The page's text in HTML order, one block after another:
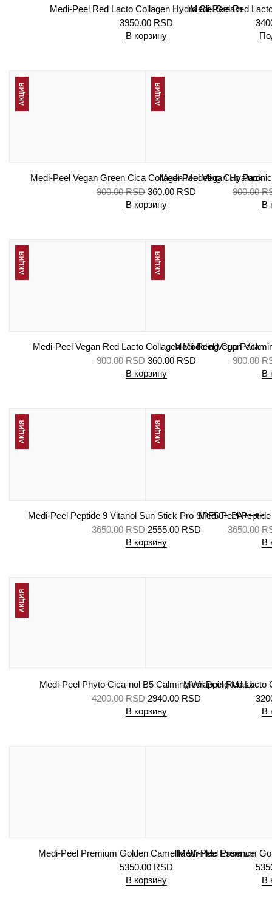
Medi-Peel Red Lacto Collagen Hydro Gel Cream
3950.00 RSD
В корзину
Medi-Peel Red
АКЦИЯ
Medi-Peel Vegan Green Cica Collagen Modeling Cup Pack
900.00RSD 360.00 RSD
В корзину
АКЦИЯ
Medi-Peel Vegan
900.00
В
АКЦИЯ
Medi-Peel Vegan Red Lacto Collagen Modeling Cup Pack
900.00RSD 360.00 RSD
В корзину
АКЦИЯ
Medi-Peel Vegan
900.00
В
АКЦИЯ
Medi-Peel Peptide 9 Vitanol Sun Stick Pro SPF50+ PA++++
3650.00RSD 2555.00 RSD
В корзину
АКЦИЯ
Medi-Peel
3650.00
В
АКЦИЯ
Medi-Peel Phyto Cica-nol B5 Calming Wrapping Mask
4200.00RSD 2940.00 RSD
В корзину
Medi-Peel Red Lacto
В
Medi-Peel Premium Golden Camellia Wrinkle Essence
5350.00 RSD
В корзину
Medi-Peel Premium
В